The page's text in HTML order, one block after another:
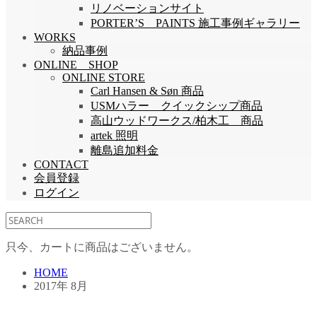
リノベーションサイト
PORTER’S PAINTS 施工事例ギャラリー
WORKS
納品事例
ONLINE SHOP
ONLINE STORE
Carl Hansen & Søn 商品
USMハラー クイックシップ商品
高山ウッドワークス/柏木工 商品
artek 照明
離島追加料金
CONTACT
会員登録
ログイン
只今、カートに商品はございません。
HOME
2017年 8月